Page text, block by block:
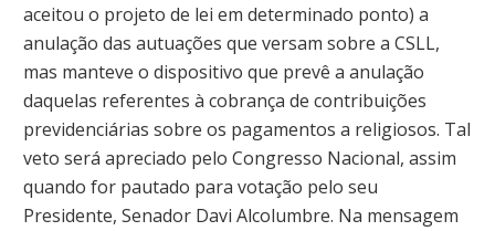
aceitou o projeto de lei em determinado ponto) a
anulação das autuações que versam sobre a CSLL,
mas manteve o dispositivo que prevê a anulação
daquelas referentes à cobrança de contribuições
previdenciárias sobre os pagamentos a religiosos. Tal
veto será apreciado pelo Congresso Nacional, assim
quando for pautado para votação pelo seu
Presidente, Senador Davi Alcolumbre. Na mensagem